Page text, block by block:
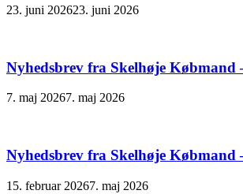
23. juni 202623. juni 2026
Nyhedsbrev fra Skelhøje Købmand
7. maj 20267. maj 2026
Nyhedsbrev fra Skelhøje Købmand
15. februar 20267. maj 2026